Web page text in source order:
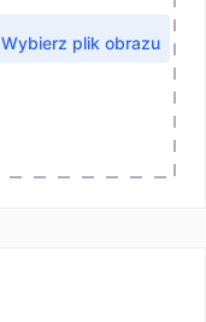
Wybierz plik obrazu